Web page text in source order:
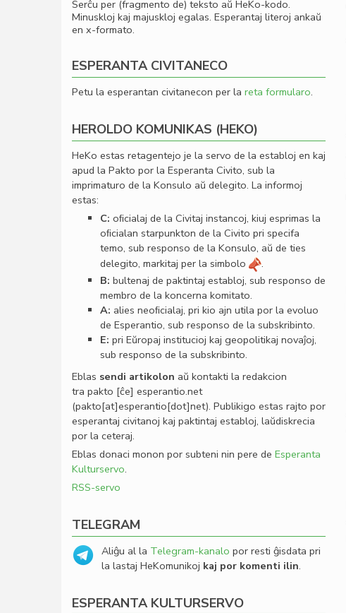
Serĉu per (fragmento de) teksto aŭ HeKo-kodo.
Minuskloj kaj majuskloj egalas. Esperantaj literoj ankaŭ
en x-formato.
ESPERANTA CIVITANECO
Petu la esperantan civitanecon per la reta formularo.
HEROLDO KOMUNIKAS (HEKO)
HeKo estas retagentejo je la servo de la establoj en kaj
apud la Pakto por la Esperanta Civito, sub la
imprimaturo de la Konsulo aŭ delegito. La informoj
estas:
C: oﬁcialaj de la Civitaj instancoj, kiuj esprimas la
oﬁcialan starpunkton de la Civito pri specifa
temo, sub responso de la Konsulo, aŭ de ties
delegito, markitaj per la simbolo
.
B: bultenaj de paktintaj establoj, sub responso de
membro de la koncerna komitato.
A: alies neoﬁcialaj, pri kio ajn utila por la evoluo
de Esperantio, sub responso de la subskribinto.
E: pri Eŭropaj institucioj kaj geopolitikaj novaĵoj,
sub responso de la subskribinto.
Eblas sendi artikolon aŭ kontakti la redakcion
tra pakto [ĉe] esperantio.net
(pakto[at]esperantio[dot]net). Publikigo estas rajto por
esperantaj civitanoj kaj paktintaj establoj, laŭdiskrecia
por la ceteraj.
Eblas donaci monon por subteni nin pere de Esperanta
Kulturservo.
RSS-servo
TELEGRAM
Aliĝu al la Telegram-kanalo por resti ĝisdata pri
la lastaj HeKomunikoj kaj por komenti ilin.
ESPERANTA KULTURSERVO